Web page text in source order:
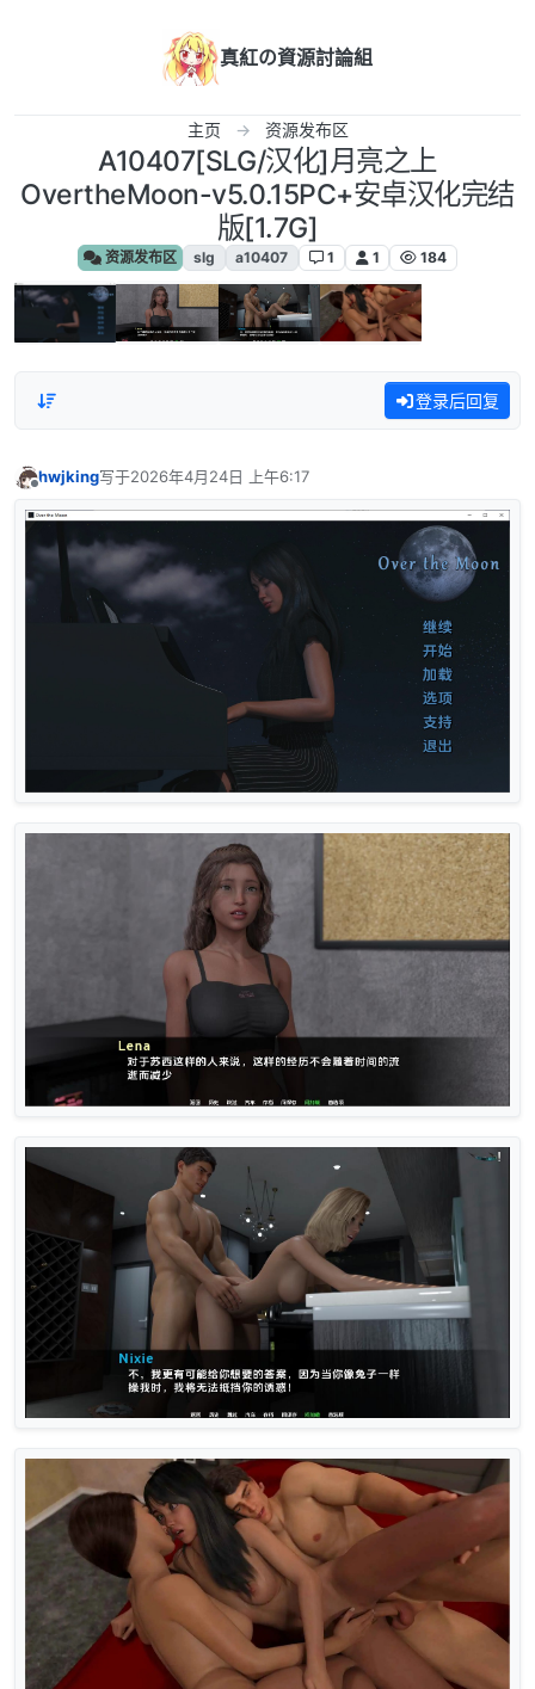
真紅の資源討論組
主页 资源发布区
A10407[SLG/汉化]月亮之上
OvertheMoon-v5.0.15PC+安卓汉化完结
版[1.7G]
资源发布区 slg a10407 1 1 184
登录后回复
hwjking写于2026年4月24日 上午6:17
最后由 编辑